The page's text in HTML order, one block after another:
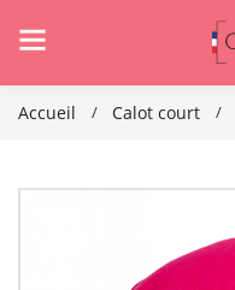
Accueil Calot court